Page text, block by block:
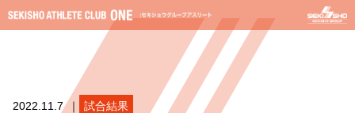
2022.11.7 ｜ 試合結果